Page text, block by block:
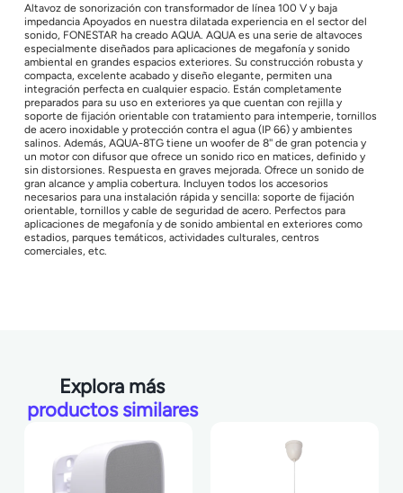
Altavoz de sonorización con transformador de línea 100 V y baja
impedancia Apoyados en nuestra dilatada experiencia en el sector del
sonido, FONESTAR ha creado AQUA. AQUA es una serie de altavoces
especialmente diseñados para aplicaciones de megafonía y sonido
ambiental en grandes espacios exteriores. Su construcción robusta y
compacta, excelente acabado y diseño elegante, permiten una
integración perfecta en cualquier espacio. Están completamente
preparados para su uso en exteriores ya que cuentan con rejilla y
soporte de fijación orientable con tratamiento para intemperie, tornillos
de acero inoxidable y protección contra el agua (IP 66) y ambientes
salinos. Además, AQUA-8TG tiene un woofer de 8'' de gran potencia y
un motor con difusor que ofrece un sonido rico en matices, definido y
sin distorsiones. Respuesta en graves mejorada. Ofrece un sonido de
gran alcance y amplia cobertura. Incluyen todos los accesorios
necesarios para una instalación rápida y sencilla: soporte de fijación
orientable, tornillos y cable de seguridad de acero. Perfectos para
aplicaciones de megafonía y de sonido ambiental en exteriores como
estadios, parques temáticos, actividades culturales, centros
comerciales, etc.
Explora más
productos similares